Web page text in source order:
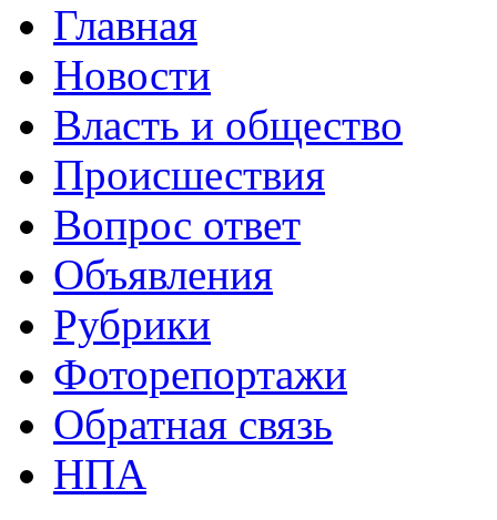
Главная
Новости
Власть и общество
Происшествия
Вопрос ответ
Объявления
Рубрики
Фоторепортажи
Обратная связь
НПА